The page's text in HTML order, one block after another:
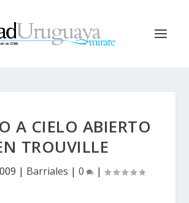
A CIELO ABIERTO
TROUVILLE
| Barriales | 0 |